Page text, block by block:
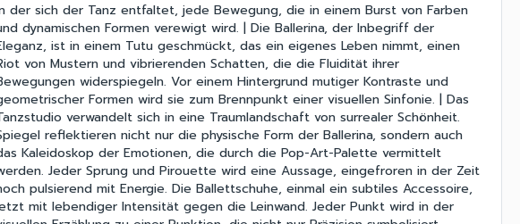
der sich der Tanz entfaltet, jede Bewegung, die in einem Burst von Farben
dynamischen Formen verewigt wird. | Die Ballerina, der Inbegriff der
ist in einem Tutu geschmückt, das ein eigenes Leben nimmt, einen
von Mustern und vibrierenden Schatten, die die Fluidität ihrer
widerspiegeln. Vor einem Hintergrund mutiger Kontraste und
Formen wird sie zum Brennpunkt einer visuellen Sinfonie. | Das
verwandelt sich in eine Traumlandschaft von surrealer Schönheit.
reflektieren nicht nur die physische Form der Ballerina, sondern auch
Kaleidoskop der Emotionen, die durch die Pop-Art-Palette vermittelt
Jeder Sprung und Pirouette wird eine Aussage, eingefroren in der Zeit
pulsierend mit Energie. Die Ballettschuhe, einmal ein subtiles Accessoire,
mit lebendiger Intensität gegen die Leinwand. Jeder Punkt wird in der